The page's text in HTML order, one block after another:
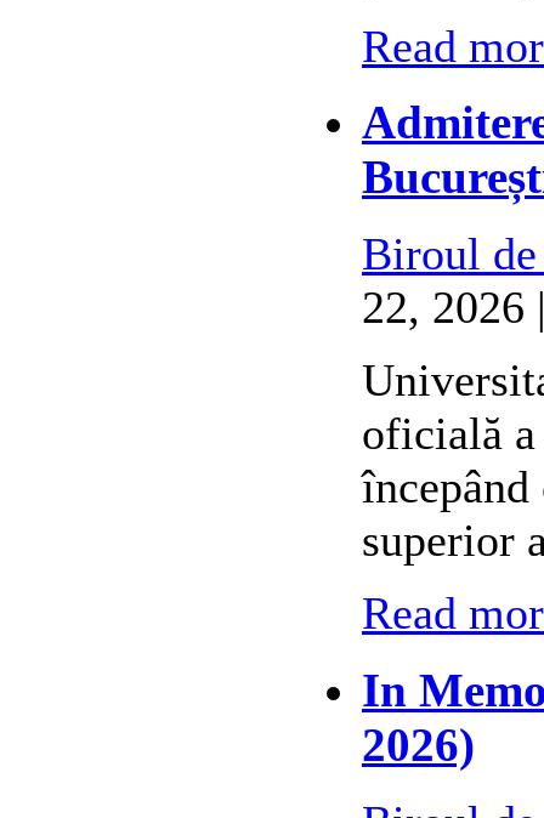
Read
Biroul
22, 2026
oficială a
superior
Read
In
2026)